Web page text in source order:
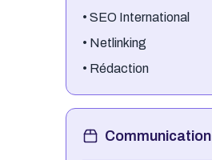
• SEO International
• Netlinking
• Rédaction
Communication